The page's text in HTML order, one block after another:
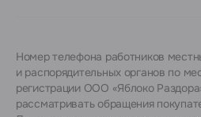
Номер телефона работников
и распорядительных органов по
регистрации ООО «Яблоко
рассматривать обращения